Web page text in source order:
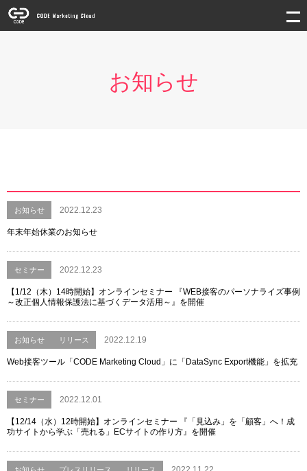
お知らせ
お知らせ 2022.12.23
年末年始休業のお知らせ
セミナー 2022.12.23
【1/12（木）14時開始】オンラインセミナー 『WEB接客のパーソナライズ事例
～改正個人情報保護法に基づくデータ活用～』を開催
お知らせ リリース 2022.12.19
Web接客ツール「CODE Marketing Cloud」に「DataSync Export機能」を拡充
セミナー 2022.12.01
【12/14（水）12時開始】オンラインセミナー 『「見込み」を「顧客」へ！成
功サイトから学ぶ「売れる」ECサイトの作り方』を開催